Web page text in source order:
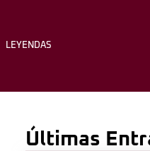
HINCHADA
LEYENDAS
Últimas